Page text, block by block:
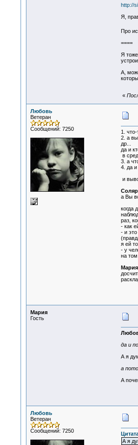
http://
Я,
Про
====
Я
А,
«
Любовь
Ветеран
Сообщений: 7250
1.
2. а
др...
да и
в
3. а
4. да и
и
а Вы
когда
раз,
- как
- и
я ей
- у
на
Мария
Мария
Гость
да и
А я
а
А
Любовь
Ветеран
Сообщений: 7250
А я